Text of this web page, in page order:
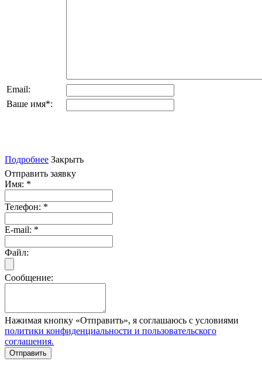
Email:
Ваше имя*:
Подробнее Закрыть
Отправить заявку
Имя: *
Телефон: *
E-mail: *
Файл:
Сообщение:
Нажимая кнопку «Отправить», я соглашаюсь с условиями
политики конфиденциальности и пользовательского
соглашения.
Отправить